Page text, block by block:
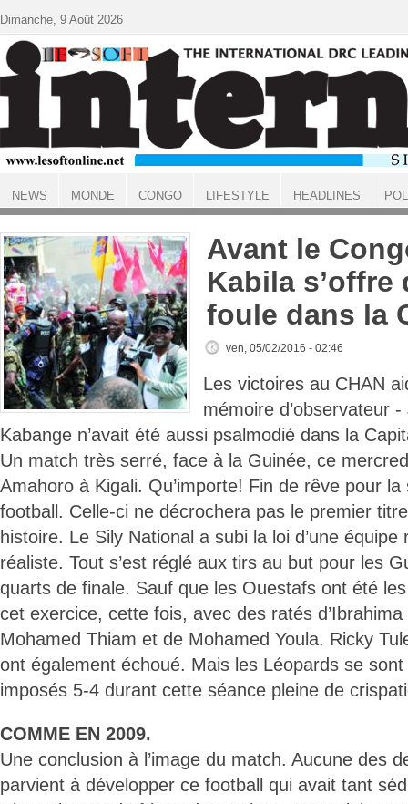
ACCUEIL
Avant le
Kabila s’offre
foule dans la
ven, 05/02/2016 - 02:46
Les victoires au CHAN
mémoire d’observateur
Kabange n’avait été aussi psalmodié dans la
Un match très serré, face à la Guinée, ce
Amahoro à Kigali. Qu’importe! Fin de rêve pour
football. Celle-ci ne décrochera pas le premier
histoire. Le Sily National a subi la loi d’une équipe
réaliste. Tout s’est réglé aux tirs au but pour les
quarts de finale. Sauf que les Ouestafs ont été
cet exercice, cette fois, avec des ratés
Mohamed Thiam et de Mohamed Youla. Ricky
ont également échoué. Mais les Léopards se
imposés 5-4 durant cette séance pleine de
COMME EN 2009.
Une conclusion à l’image du match. Aucune des
parvient à développer ce football qui avait tant
Dimanche, 9 Août 2026
NEWS MONDE CONGO LIFESTYLE HEADLINES